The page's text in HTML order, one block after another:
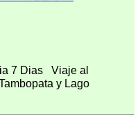
7 Dias Viaje al
y Lago